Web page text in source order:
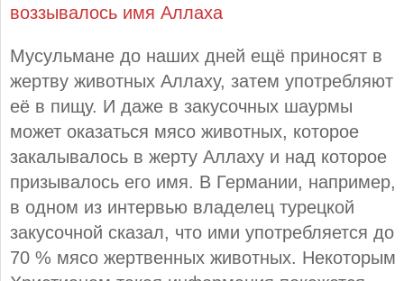
воззывалось имя Аллаха
Мусульмане до наших дней ещё приносят в
жертву животных Аллаху, затем употребляют
её в пищу. И даже в закусочных шаурмы
может оказаться мясо животных, которое
закалывалось в жерту Аллаху и над которое
призывалось его имя. В Германии, например,
в одном из интервью владелец турецкой
закусочной сказал, что ими употребляется до
70 % мясо жертвенных животных. Некоторым